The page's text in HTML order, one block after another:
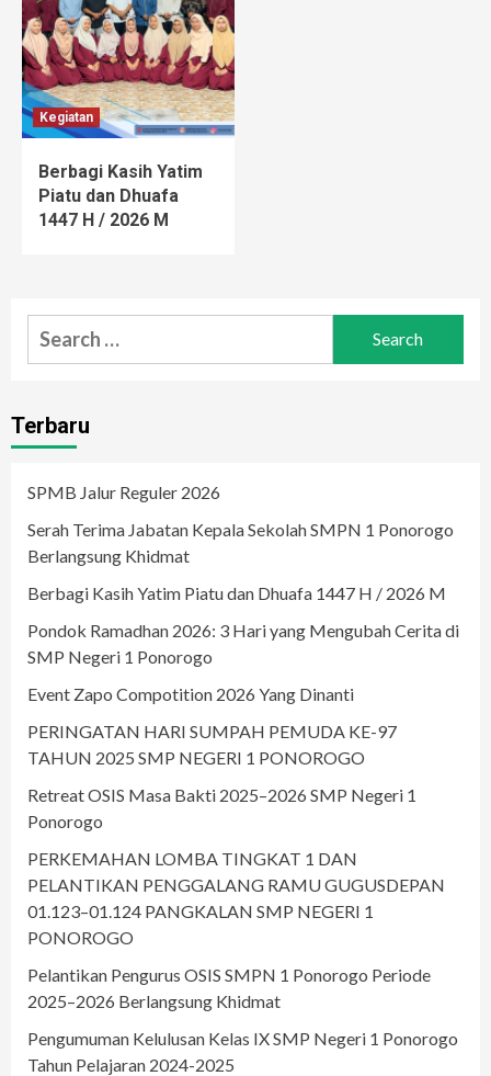
Kegiatan
Berbagi Kasih Yatim
Piatu dan Dhuafa
1447 H / 2026 M
Search
for:
Terbaru
SPMB Jalur Reguler 2026
Serah Terima Jabatan Kepala Sekolah SMPN 1 Ponorogo
Berlangsung Khidmat
Berbagi Kasih Yatim Piatu dan Dhuafa 1447 H / 2026 M
Pondok Ramadhan 2026: 3 Hari yang Mengubah Cerita di
SMP Negeri 1 Ponorogo
Event Zapo Compotition 2026 Yang Dinanti
PERINGATAN HARI SUMPAH PEMUDA KE-97
TAHUN 2025 SMP NEGERI 1 PONOROGO
Retreat OSIS Masa Bakti 2025–2026 SMP Negeri 1
Ponorogo
PERKEMAHAN LOMBA TINGKAT 1 DAN
PELANTIKAN PENGGALANG RAMU GUGUSDEPAN
01.123–01.124 PANGKALAN SMP NEGERI 1
PONOROGO
Pelantikan Pengurus OSIS SMPN 1 Ponorogo Periode
2025–2026 Berlangsung Khidmat
Pengumuman Kelulusan Kelas IX SMP Negeri 1 Ponorogo
Tahun Pelajaran 2024-2025